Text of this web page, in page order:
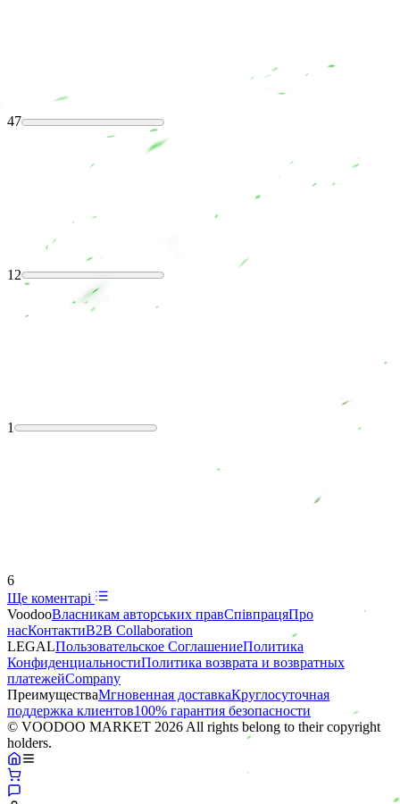
47
12
1
6
Ще коментарі
VoodooВласникам авторських правСпівпрацяПро
насКонтактиB2B Collaboration
LEGALПользовательское СоглашениеПолитика
КонфиденциальностиПолитика возврата и возвратных
платежейCompany
ПреимуществаМгновенная доставкаКруглосуточная
поддержка клиентов100% гарантия безопасности
© VOODOO MARKET 2026 All rights belong to their copyright
holders.